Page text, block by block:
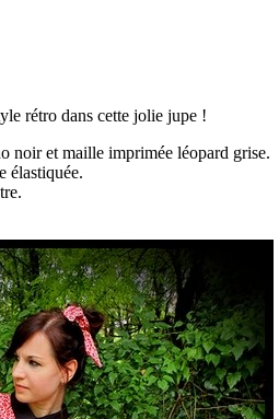
rétro dans cette jolie jupe !
noir et maille imprimée léopard grise.
élastiquée.